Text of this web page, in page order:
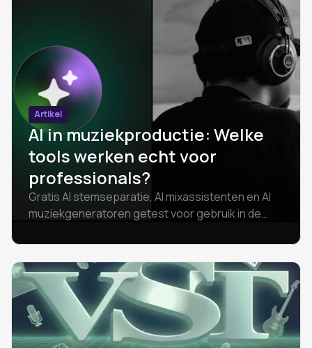
Artikel
AI in muziekproductie: Welke
tools werken echt voor
professionals?
Gratis AI stemseparatie, AI mixassistenten en AI
muziekgeneratoren getest voor gebruik in de
UVR, Sonible, Suno v5 en Amped Studio tools.
Bijgewerkt in 2026.